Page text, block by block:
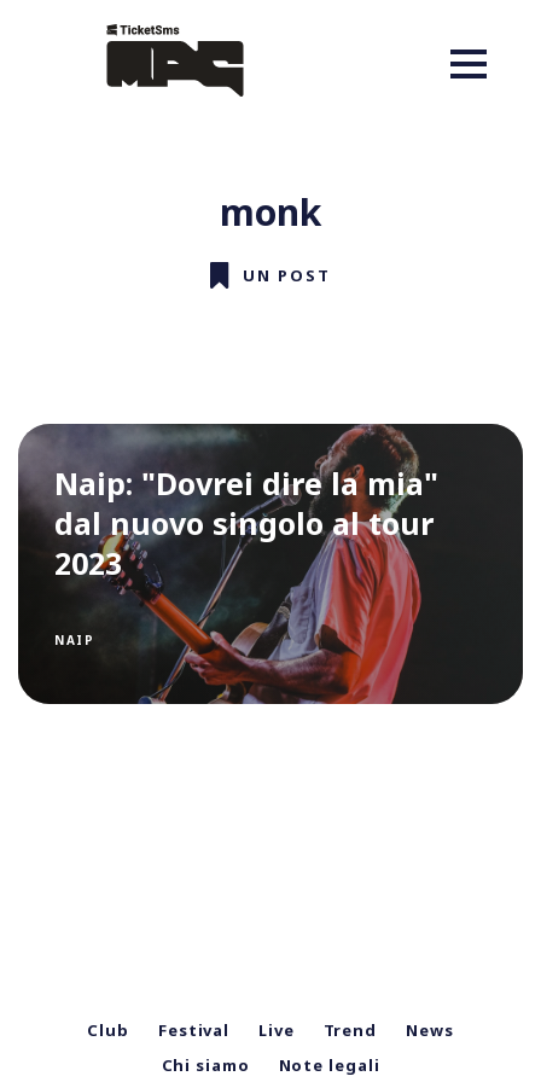
monk
UN POST
Naip: "Dovrei dire la mia"
dal nuovo singolo al tour
2023
NAIP
Club Festival Live Trend
News
Chi siamo
Note legali